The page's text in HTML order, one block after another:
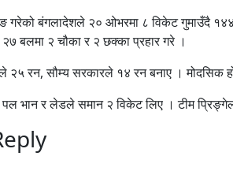
गरेको बंगलादेशले २० ओभरमा ८ विकेट गुमाउँदै
बलमा २ चौका र २ छक्का प्रहार गरे ।
रन, सौम्य सरकारले १४ रन बनाए । मोदसिक
पल भान र लेडले समान २ विकेट लिए । टीम